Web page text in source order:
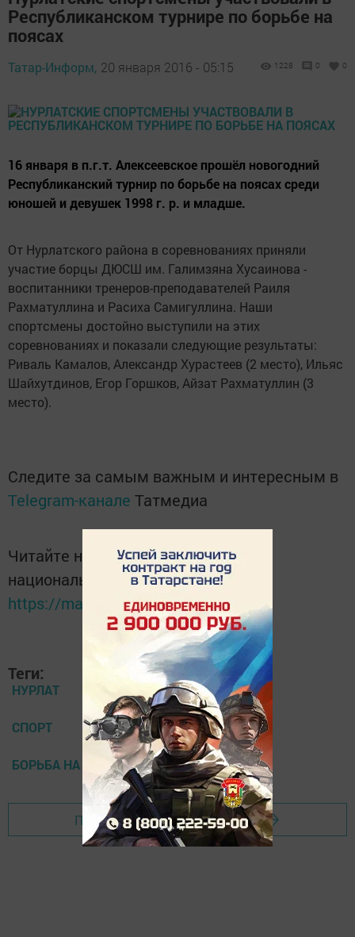
Республиканском турнире по борьбе на
поясах
Татар-Информ, 20 января 2016 - 05:15 1228 0 0
16 января в п.г.т. Алексеевское прошёл новогодний
Республиканский турнир по борьбе на поясах среди
юношей и девушек 1998 г. р. и младше.
От Нурлатского района в соревнованиях приняли
участие борцы ДЮСШ им. Галимзяна Хусаинова -
воспитанники тренеров-преподавателей Раиля
Рахматуллина и Расиха Самигуллина. Наши
спортсмены достойно выступили на этих
соревнованиях и показали следующие результаты:
Риваль Камалов, Александр Хурастеев (2 место), Ильяс
Шайхутдинов, Егор Горшков, Айзат Рахматуллин (3
место).
Следите за самым важным и интересным в
Telegram-канале Татмедиа
Читайте новости Татарстана в
национальном мессенджере MАХ:
https://max.ru/tatmedia
Теги:
НУРЛАТ
СПОРТ
БОРЬБА НА ПОЯСАХ
Перейти на страницу новости